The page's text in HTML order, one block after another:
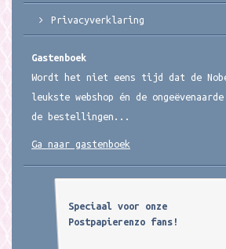
Privacyverklaring
Gastenboek
Wordt het niet eens tijd dat de
leukste webshop én de
de bestellingen...
Ga naar gastenboek
Speciaal voor onze
Postpapierenzo fans!